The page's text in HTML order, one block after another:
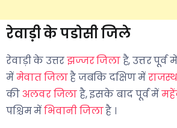
रेवाड़ी के पडोसी जिले
रेवाड़ी के उत्तरझज्जर जिलाहै, उत्तर पूर्व
मेंमेवात जिलाहै जबकि दक्षिण में
कीअलवर जिलाहै, इसके बाद पूर्व में
पश्चिम मेंभिवानी जिलाहै ।